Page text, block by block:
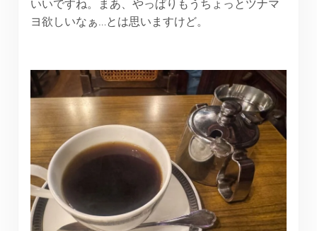
いいですね。まあ、やっぱりもうちょっとツナマ
ヨ欲しいなぁ…とは思いますけど。